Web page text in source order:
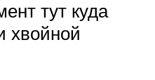
тут куда
хвойной